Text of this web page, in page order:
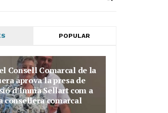
POPULAR
Consell Comarcal de la
aprova la presa de
d’Imma Sellart com a
consellera comarcal